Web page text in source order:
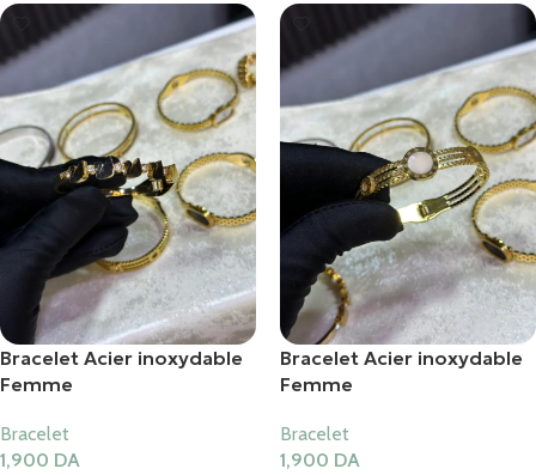
Bracelet Acier inoxydable
Femme
Bracelet
1,900 DA
Bracelet Acier inoxydable
Femme
Bracelet
1,900 DA